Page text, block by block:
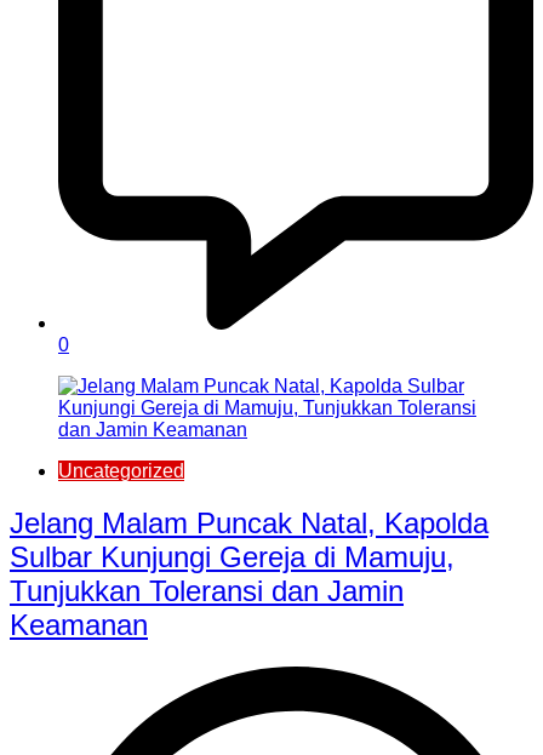
0
Uncategorized
Jelang Malam Puncak Natal, Kapolda
Sulbar Kunjungi Gereja di Mamuju,
Tunjukkan Toleransi dan Jamin
Keamanan